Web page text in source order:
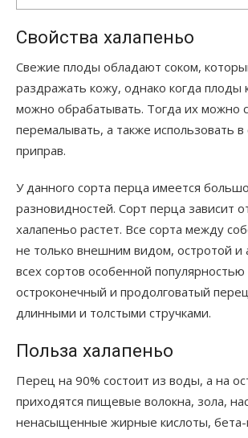
Свойства халапеньо
Свежие плоды обладают соком,
раздражать кожу, однако когда плоды
можно обрабатывать. Тогда их можно
перемалывать, а также использовать в
приправ.
У данного сорта перца имеется
разновидностей. Сорт перца зависит
халапеньо растет. Все сорта между
не только внешним видом, остротой и
всех сортов особенной популярностью
остроконечный и продолговатый
длинными и толстыми стручками.
Польза халапеньо
Перец на 90% состоит из воды, а на
приходятся пищевые волокна, зола,
ненасыщенные жирные кислоты, бета-